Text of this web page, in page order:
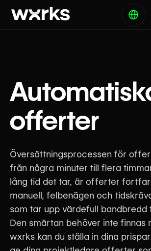
offerter
Översättningsprocessen för
från några minuter till flera
lång tid det tar, är offerter
manuell, felbenägen och
som tar upp värdefull bandbredd
Den smärtan behöver inte finnas
wxrks kan du ställa in dina